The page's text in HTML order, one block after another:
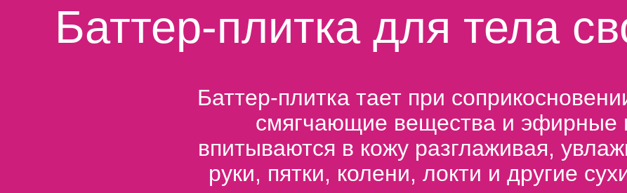
Баттер-плитка для тела
Баттер-плитка тает при
смягчающие вещества и эфирные
впитываются в кожу разглаживая,
руки, пятки, колени, локти и другие